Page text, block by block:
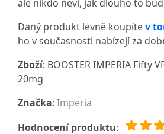
ale nikdo neví, jak dlouho to
Daný produkt levně koupítev
ho v současnosti nabízejí za
Zboží: BOOSTER IMPERIA Fifty
20mg
Značka: Imperia
Hodnocení produktu: